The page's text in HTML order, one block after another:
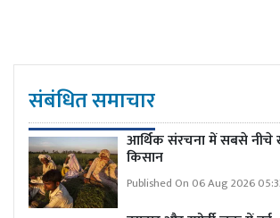
संबंधित समाचार
आर्थिक संरचना में सबसे नीचे
किसान
Published On 06 Aug 2026